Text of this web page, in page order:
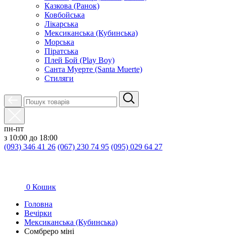
Казкова (Ранок)
Ковбойська
Лікарська
Мексиканська (Кубинська)
Морська
Піратська
Плей Бой (Play Boy)
Санта Муерте (Santa Muerte)
Стиляги
пн-пт
з 10:00 до 18:00
(093) 346 41 26 (067) 230 74 95 (095) 029 64 27
0 Кошик
Головна
Вечірки
Мексиканська (Кубинська)
Сомбреро міні